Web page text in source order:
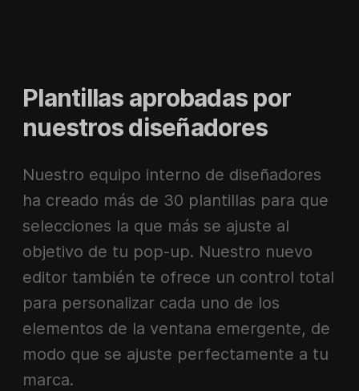
Plantillas aprobadas por
nuestros diseñadores
Nuestro equipo interno de diseñadores
ha creado más de 30 plantillas para que
selecciones la que más se ajuste al
objetivo de tu pop-up. Nuestro nuevo
editor también te ofrece un control total
para personalizar cada uno de los
elementos de la ventana emergente, de
modo que se ajuste perfectamente a tu
marca.